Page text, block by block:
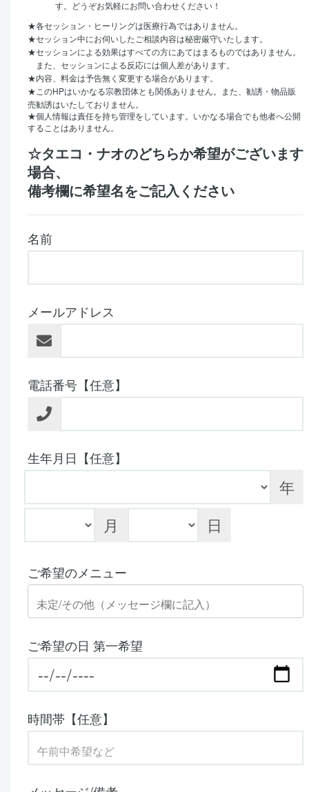
す。どうぞお気軽にお問い合わせください！
★各セッション・ヒーリングは医療行為ではありません。
★セッション中にお伺いしたご相談内容は秘密厳守いたします。
★セッションによる効果はすべての方にあてはまるものではありません。
また、セッションによる反応には個人差があります。
★内容、料金は予告無く変更する場合があります。
★このHPはいかなる宗教団体とも関係ありません。また、勧誘・物品販
売勧誘はいたしておりません。
★個人情報は責任を持ち管理をしています。いかなる場合でも他者へ公開
することはありません。
☆タエコ・ナオのどちらか希望がございます
場合、
備考欄に希望名をご記入ください
名前
メールアドレス
電話番号【任意】
生年月日【任意】
年
月
日
ご希望のメニュー
ご希望の日 第一希望
時間帯【任意】